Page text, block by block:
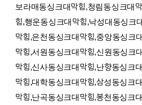
보라매동싱크대막힘,청림동싱크대
힘,행운동싱크대막힘,낙성대동싱크
막힘,은천동싱크대막힘,중앙동싱크
막힘,서원동싱크대막힘,신원동싱크
막힘,신사동싱크대막힘,난향동싱크
막힘,대학동싱크대막힘,삼성동싱크
막힘,난곡동싱크대막힘,봉천동싱크